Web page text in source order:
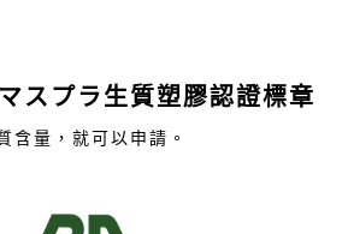
スプラ生質塑膠認證標章
含量，就可以申請。